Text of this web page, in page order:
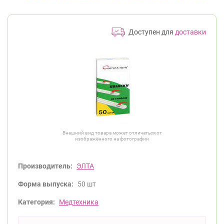
Доступен для доставки
Внешний вид товара может отличаться от
изображённого на фотографии
Производитель: ЭЛТА
Форма выпуска: 50 шт
Категория: Медтехника